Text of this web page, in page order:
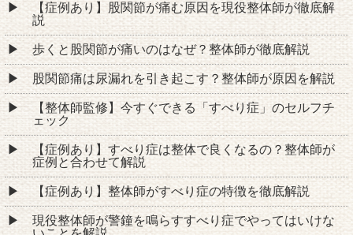
【症例あり】股関節が痛む原因を現役整体師が徹底解
説
歩くと股関節が痛いのはなぜ？整体師が徹底解説
股関節痛は尿漏れを引き起こす？整体師が原因を解説
【整体師監修】今すぐできる「すべり症」のセルフチ
ェック
【症例あり】すべり症は整体で良くなるの？整体師が
症例と合わせて解説
【症例あり】整体師がすべり症の特徴を徹底解説
現役整体師が警鐘を鳴らすすべり症でやってはいけな